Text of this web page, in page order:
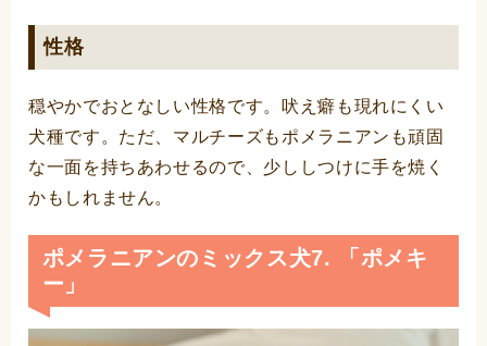
性格
穏やかでおとなしい性格です。吠え癖も現れにくい
犬種です。ただ、マルチーズもポメラニアンも頑固
な一面を持ちあわせるので、少ししつけに手を焼く
かもしれません。
ポメラニアンのミックス犬7. 「ポメキ
ー」